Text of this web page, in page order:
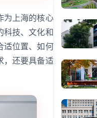
为上海的核心
科技、文化和
适位置、如何
，还要具备适